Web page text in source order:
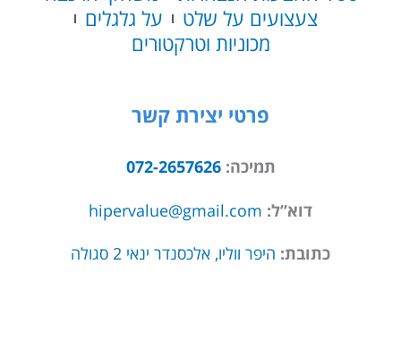
צעצועים על שלט
על גלגלים
מכוניות וטרקטורים
פרטי יצירת קשר
תמיכה:072-2657626
דוא”ל: hipervalue@gmail.com
כתובת: היפר ווליו, אלכסנדר ינאי 2 סגולה